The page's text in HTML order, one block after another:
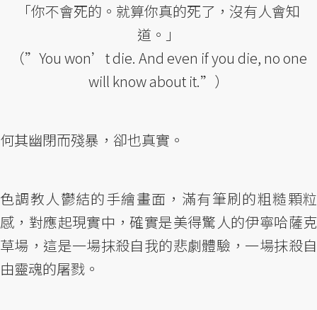
「你不會死的。就算你真的死了，沒有人會知
道。」
（”You won’t die. And even if you die, no one
will know about it.”）
何其幽閉而殘暴，卻也真實。
色調教人鬱結的手繪畫面，滿有筆刷的粗糙顆粒
感，對應起現實中，確實是美得驚人的伊寧哈薩克
草場，這是一場抹殺自我的悲劇體驗，一場抹殺自
由靈魂的屠戮。